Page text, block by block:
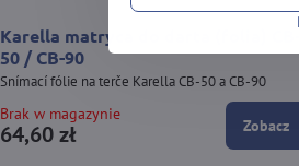
Karella matryca do darta (folia) CB-
50 / CB-90
Snímací fólie na terče Karella CB-50 a CB-90
Brak w magazynie
64,60 zł Zobacz